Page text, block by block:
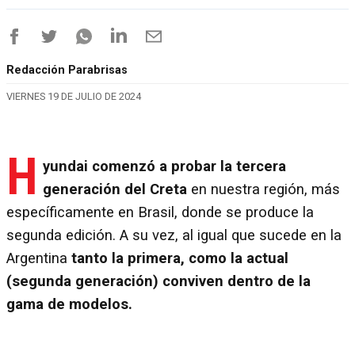
Redacción Parabrisas
VIERNES 19 DE JULIO DE 2024
H yundai comenzó a probar la tercera
generación del Creta en nuestra región, más
específicamente en Brasil, donde se produce la
segunda edición. A su vez, al igual que sucede en la
Argentina tanto la primera, como la actual
(segunda generación) conviven dentro de la
gama de modelos.